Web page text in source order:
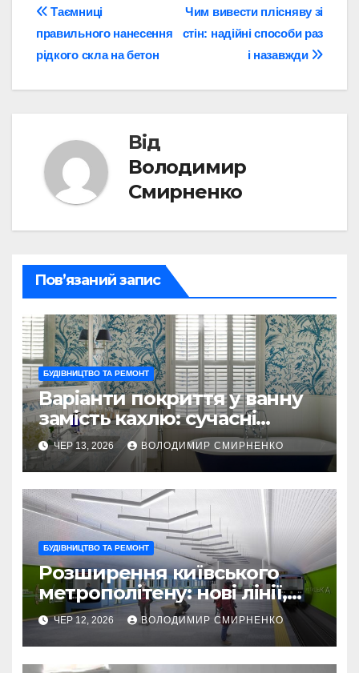
Навігація
записів
Чим вивести плісняву зі
стін: надійні способи раз
і назавжди
Таємниці
правильного нанесення
рідкого скла на бетон
Від
Володимир
Смирненко
Пов’язаний запис
БУДІВНИЦТВО ТА РЕМОНТ
Варіанти покриття у ванну
замість кахлю: сучасні
рішення
ЧЕР 13, 2026 ВОЛОДИМИР СМИРНЕНКО
БУДІВНИЦТВО ТА РЕМОНТ
Розширення київського
метрополітену: нові лінії,
станції та реальні терміни
ЧЕР 12, 2026 ВОЛОДИМИР СМИРНЕНКО